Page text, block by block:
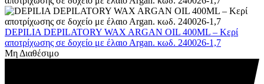
DEPILIA DEPILATORY WAX ARGAN OIL 400ML – Κερί
αποτρίχωσης σε δοχείο με έλαιo Argan. κωδ. 240026-1,7
Μη Διαθέσιμο